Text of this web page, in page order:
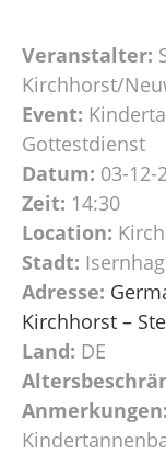
Veranstalter:
Kirchhorst/
Event:
Gottestdienst
Datum: 03-12-
Zeit: 14:30
Location:
Stadt:
Adresse:
Kirchhorst –
Land: DE
Anmerkungen: